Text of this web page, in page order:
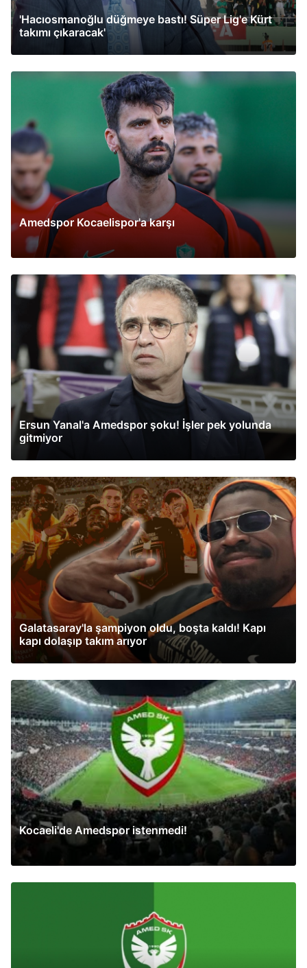
'Hacıosmanoğlu düğmeye bastı! Süper Lig'e Kürt
takımı çıkaracak'
Amedspor Kocaelispor'a karşı
Ersun Yanal'a Amedspor şoku! İşler pek yolunda
gitmiyor
Galatasaray'la şampiyon oldu, boşta kaldı! Kapı
kapı dolaşıp takım arıyor
Kocaeli'de Amedspor istenmedi!